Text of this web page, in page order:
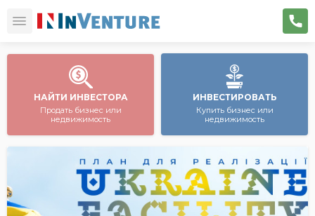
НАЙТИ ИНВЕСТОРА
Продать бизнес или
недвижимость
ИНВЕСТИРОВАТЬ
Купить бизнес или
недвижимость